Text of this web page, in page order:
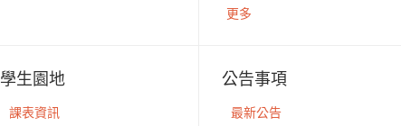
更多
學生園地
課表資訊
公告事項
最新公告